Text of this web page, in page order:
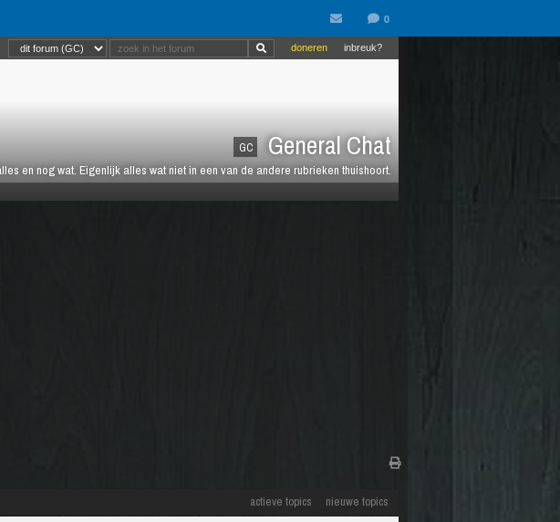
GC General Chat
en nog wat. Eigenlijk alles wat niet in een van de andere rubrieken thuishoort.
inbreuk?
doneren
actieve topics nieuwe topics